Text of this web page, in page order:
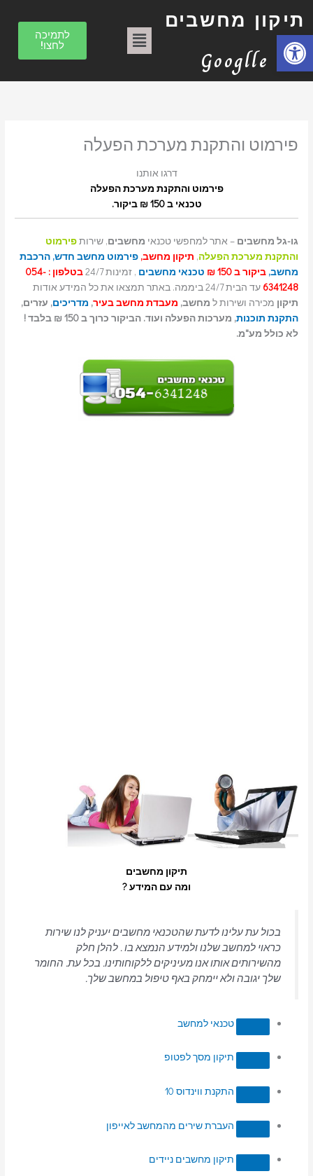
פתח סרגל נגישות
לתוכןתיקון מחשבים
Googlle
תפריט
לתמיכה
לחצו!
פירמוט והתקנת מערכת הפעלה
דרגו אותנו
פירמוט והתקנת מערכת הפעלה
טכנאי ב 150 ₪ ביקור.
גו-גל מחשבים – אתר למחפשי טכנאי מחשבים, שירותפירמוט
והתקנת מערכת הפעלה, תיקון מחשב,פירמוט מחשב חדש, הרכבת
מחשב, ביקור ב 150 ₪ טכנאי מחשבים , זמינות 24/7
בטלפון : 054-
6341248 עד הבית 24/7 ביממה. באתר תמצאו את כל המידע אודות
תיקון מכירה ושירות ל מחשב, מעבדת מחשב בעיר, מדריכים, עזרים,
התקנת תוכנות
, מערכות הפעלה ועוד. הביקור כרוך ב 150 ₪ בלבד !
לא כולל מע"מ.
תיקון מחשבים
ומה עם המידע ?
בכול עת עלינו לדעת שהטכנאי מחשבים יעניק לנו שירות
כראוי למחשב שלנו ולמידע הנמצא בו . להלן חלק
מהשירותים אותו אנו מעיניקים ללקוחותינו. בכל עת. החומר
שלך יגובה ולא יימחק באף טיפול במחשב שלך.
למחשבהסר
מונח:
טכנאי
בת"א
טכנאי למחשב
מונח:
תיקון
מחשב
תיקון מסך לפטופ
מונח:
תיקון
מחשבים
התקנת ווינדוס 10
מונח:
טכנאי
מחשבים
אביב
העברת שירים מהמחשב לאייפון
מונח:
תיקון
מחשבים
אביב
תיקון מחשבים ניידים
מונח:
תיקון
מחשב
אביב
מונח:
תיקון
מחשב
מונח:
תיקון
מחשבים
אביב
מונח:
תיקון
מחשב
אביב
מונח:
תיקון
מחשב
ט
ג
ו
ר
ת